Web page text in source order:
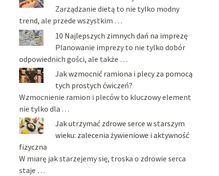
Zarządzanie dietą to nie tylko modny
trend, ale przede wszystkim …
10 Najlepszych zimnych dań na imprezę
Planowanie imprezy to nie tylko dobór
odpowiednich gości, ale także …
Jak wzmocnić ramiona i plecy za pomocą
tych prostych ćwiczeń?
Wzmocnienie ramion i pleców to kluczowy element
nie tylko dla …
Jak utrzymać zdrowe serce w starszym
wieku: zalecenia żywieniowe i aktywność
fizyczna
W miarę jak starzejemy się, troska o zdrowie serca
staje …